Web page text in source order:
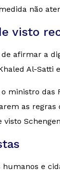
não
visto
afirmar a
Al-Satti
ministro das
as
visto
e